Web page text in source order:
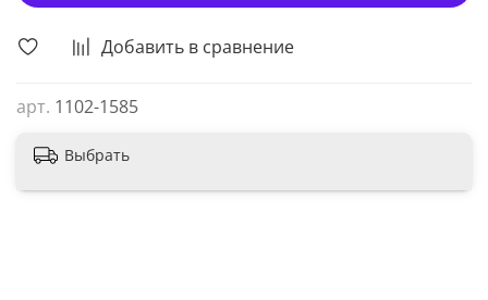
Добавить в сравнение
арт. 1102-1585
Выбрать